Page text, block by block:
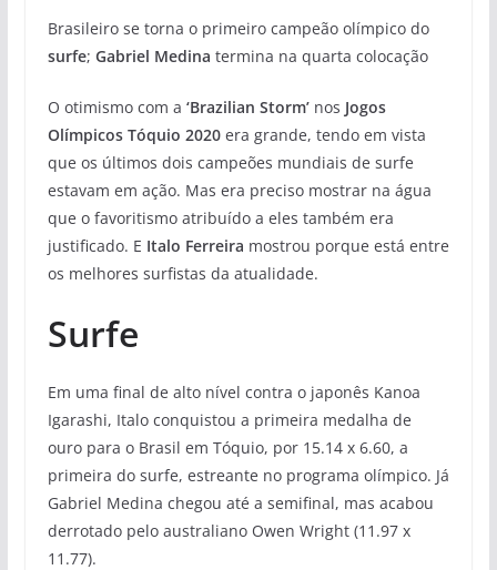
Brasileiro se torna o primeiro campeão olímpico do
surfe; Gabriel Medina termina na quarta colocação
O otimismo com a ‘Brazilian Storm’ nos Jogos
Olímpicos Tóquio 2020era grande, tendo em vista
que os últimos dois campeões mundiais de surfe
estavam em ação. Mas era preciso mostrar na água
que o favoritismo atribuído a eles também era
justificado. E Italo Ferreira mostrou porque está entre
os melhores surfistas da atualidade.
Surfe
Em uma final de alto nível contra o japonês Kanoa
Igarashi, Italo conquistou a primeira medalha de
ouro para o Brasil em Tóquio, por 15.14 x 6.60, a
primeira do surfe, estreante no programa olímpico. Já
Gabriel Medina chegou até a semifinal, mas acabou
derrotado pelo australiano Owen Wright (11.97 x
11.77).